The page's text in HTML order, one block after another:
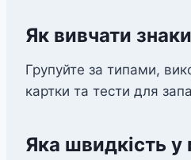
Як вивчати
Групуйте за типами,
картки та тести для
Яка швидкість у